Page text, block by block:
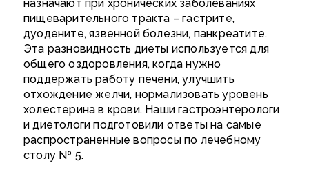
назначают при хронических заболеваниях
пищеварительного тракта – гастрите,
дуодените, язвенной болезни, панкреатите.
Эта разновидность диеты используется для
общего оздоровления, когда нужно
поддержать работу печени, улучшить
отхождение желчи, нормализовать уровень
холестерина в крови. Наши гастроэнтерологи
и диетологи подготовили ответы на самые
распространенные вопросы по лечебному
столу № 5.